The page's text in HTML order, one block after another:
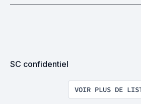
SC confidentiel
VOIR PLUS DE